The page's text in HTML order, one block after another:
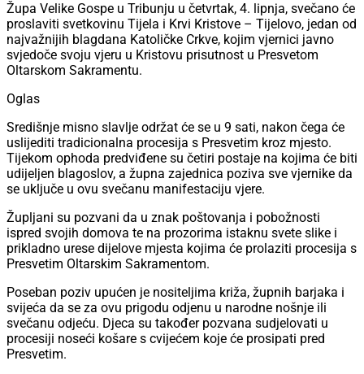
Župa Velike Gospe u Tribunju u četvrtak, 4. lipnja, svečano će
proslaviti svetkovinu Tijela i Krvi Kristove – Tijelovo, jedan od
najvažnijih blagdana Katoličke Crkve, kojim vjernici javno
svjedoče svoju vjeru u Kristovu prisutnost u Presvetom
Oltarskom Sakramentu.
Oglas
Središnje misno slavlje održat će se u 9 sati, nakon čega će
uslijediti tradicionalna procesija s Presvetim kroz mjesto.
Tijekom ophoda predviđene su četiri postaje na kojima će biti
udijeljen blagoslov, a župna zajednica poziva sve vjernike da
se uključe u ovu svečanu manifestaciju vjere.
Župljani su pozvani da u znak poštovanja i pobožnosti
ispred svojih domova te na prozorima istaknu svete slike i
prikladno urese dijelove mjesta kojima će prolaziti procesija s
Presvetim Oltarskim Sakramentom.
Poseban poziv upućen je nositeljima križa, župnih barjaka i
svijeća da se za ovu prigodu odjenu u narodne nošnje ili
svečanu odjeću. Djeca su također pozvana sudjelovati u
procesiji noseći košare s cvijećem koje će prosipati pred
Presvetim.